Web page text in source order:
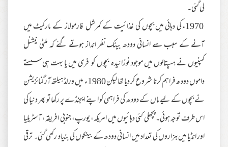
لی گئی۔
1970ء کی دہائی میں بچوں کی غذائیت کے کمرشل فارمولاز کے مارکیٹ میں
آنے کے سبب سے انسانی دودھ بینک نظر انداز ہوتے گئے کہ ملٹی نیشنل
کمپنیوں نے ہسپتالوں میں موجود نوزائیدہ بچوں کو فری میں یا بہت ہی سستے
داموں دودھ فراہم کرنا شروع کر دیا تھا لیکن 1980ء میں ورلڈ ہیلتھ آرگنائزیشن
نے بچوں کے لیے ماں کے دودھ کی فراہمی کو اپنے ایجنڈے پر رکھا تو پھر دنیا کی
اس طرف توجہ ہوئی۔ پچھلی کئی دہائیوں میں امریکہ، یورپ، جنوبی افریقہ، آسٹریلیا
اور انڈیا میں ہزاروں کی تعداد میں انسانی دودھ کے بینکوں کی بنیاد رکھی گئی۔ ترقی